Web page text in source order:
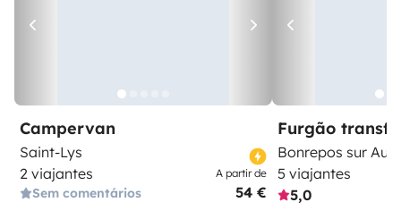
Campervan
Saint-Lys
2 viajantes
Sem comentários
A partir de
54 €
Furgão
Bonrepos sur
5 viajantes
5,0